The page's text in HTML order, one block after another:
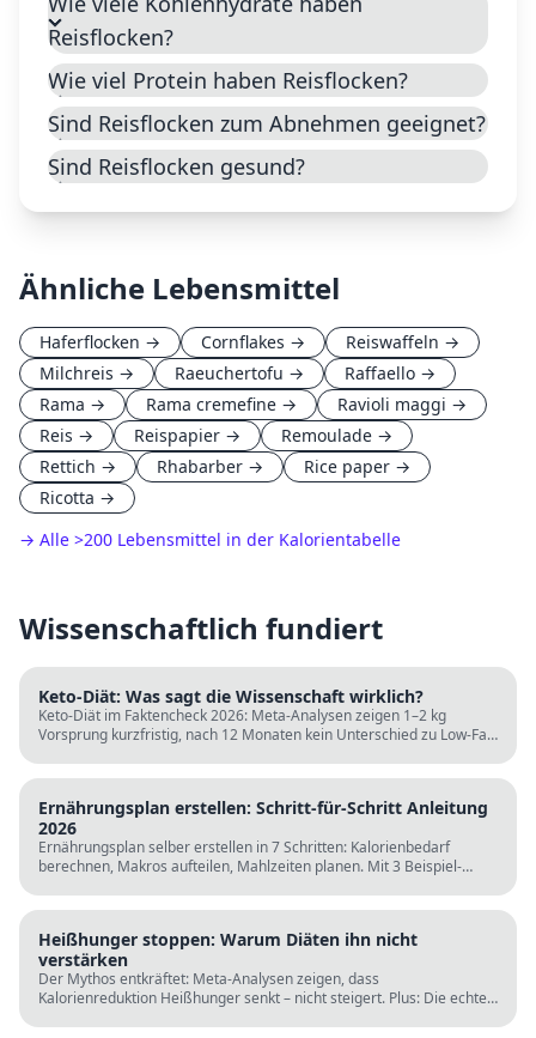
Reisflocken?
Wie viel Protein haben Reisflocken?
Sind Reisflocken zum Abnehmen geeignet?
Sind Reisflocken gesund?
Ähnliche Lebensmittel
Haferflocken → Cornflakes → Reiswaffeln →
Milchreis → Raeuchertofu → Raffaello →
Rama → Rama cremefine → Ravioli maggi →
Reis → Reispapier → Remoulade →
Rettich → Rhabarber → Rice paper →
Ricotta →
→ Alle >200 Lebensmittel in der Kalorientabelle
Wissenschaftlich fundiert
Keto-Diät: Was sagt die Wissenschaft wirklich?
Keto-Diät im Faktencheck 2026: Meta-Analysen zeigen 1–2 kg
Vorsprung kurzfristig, nach 12 Monaten kein Unterschied zu Low-Fat.
Ernährungsplan erstellen: Schritt-für-Schritt Anleitung
2026
Ernährungsplan selber erstellen in 7 Schritten: Kalorienbedarf
berechnen, Makros aufteilen, Mahlzeiten planen. Mit 3 Beispiel-
Heißhunger stoppen: Warum Diäten ihn nicht
verstärken
Der Mythos entkräftet: Meta-Analysen zeigen, dass
Kalorienreduktion Heißhunger senkt – nicht steigert. Plus: Die echten